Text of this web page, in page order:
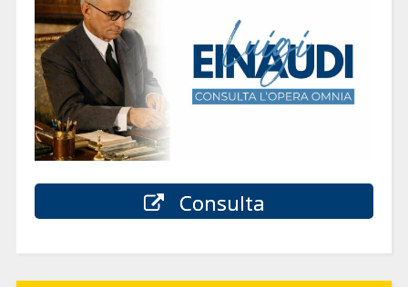
Consulta